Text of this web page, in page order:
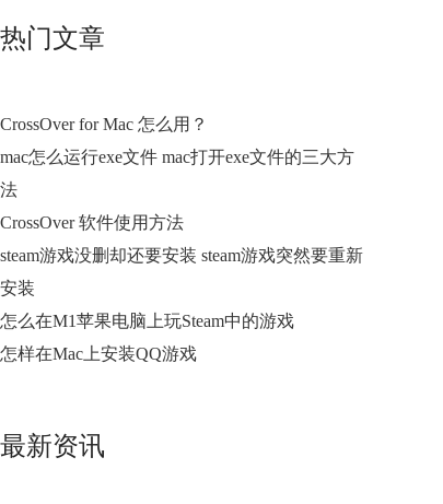
热门文章
CrossOver for Mac 怎么用？
mac怎么运行exe文件 mac打开exe文件的三大方
法
CrossOver 软件使用方法
steam游戏没删却还要安装 steam游戏突然要重新
安装
怎么在M1苹果电脑上玩Steam中的游戏
怎样在Mac上安装QQ游戏
最新资讯